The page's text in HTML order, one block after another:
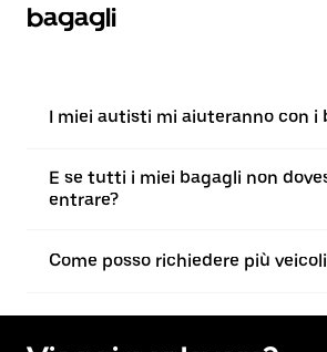
bagagli
I miei autisti mi aiuteranno con i
E se tutti i miei bagagli non
entrare?
Come posso richiedere più